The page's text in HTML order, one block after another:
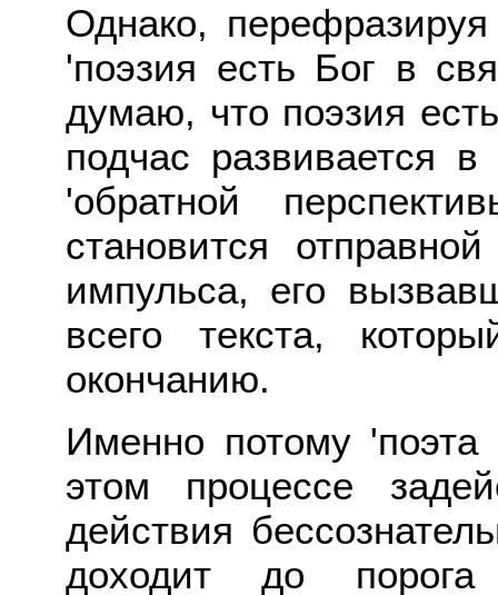
Однако,
'поэзия есть Бог в
думаю, что поэзия
подчас развивается
'обратной
становится
импульса, его
всего текста,
окончанию.
Именно потому 'поэта
этом процессе
действия
доходит до